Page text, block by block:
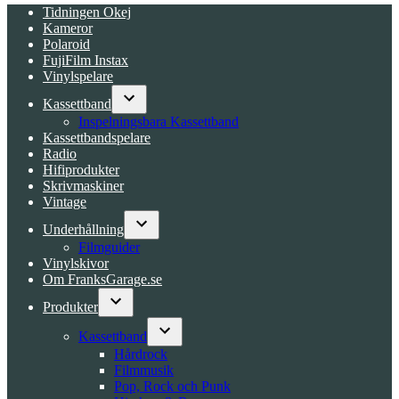
Tidningen Okej
Kameror
Polaroid
FujiFilm Instax
Vinylspelare
Kassettband
Open
dropdown
menu
Inspelningsbara Kassettband
Kassettbandspelare
Radio
Hifiprodukter
Skrivmaskiner
Vintage
Underhållning
Open
Filmguider
Vinylskivor
Om FranksGarage.se
Produkter
Open
dropdown
menu
Kassettband
Open
dropdown
menu
Hårdrock
Filmmusik
Pop, Rock och Punk